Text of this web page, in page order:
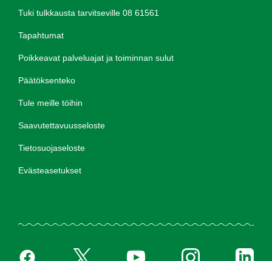
Tuki tulkkausta tarvitseville 08 61561
Tapahtumat
Poikkeavat palveluajat ja toiminnan sulut
Päätöksenteko
Tule meille töihin
Saavutettavuusseloste
Tietosuojaseloste
Evästeasetukset